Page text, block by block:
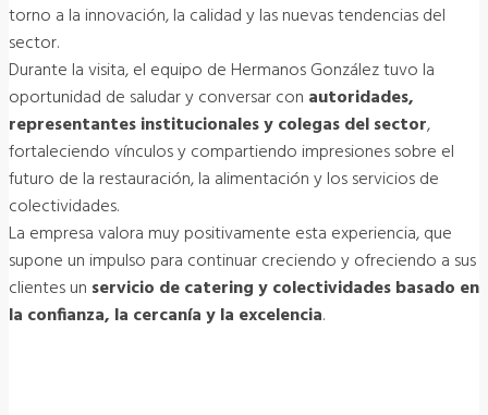
torno a la innovación, la calidad y las nuevas tendencias del
sector.
Durante la visita, el equipo de Hermanos González tuvo la
oportunidad de saludar y conversar con autoridades,
representantes institucionales y colegas del sector,
fortaleciendo vínculos y compartiendo impresiones sobre el
futuro de la restauración, la alimentación y los servicios de
colectividades.
La empresa valora muy positivamente esta experiencia, que
supone un impulso para continuar creciendo y ofreciendo a sus
clientes un servicio de catering y colectividades basado en
la confianza, la cercanía y la excelencia.